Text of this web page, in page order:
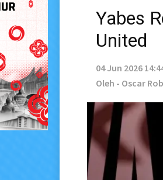
Yabes
United
04 Jun 2026
Oleh - Oscar